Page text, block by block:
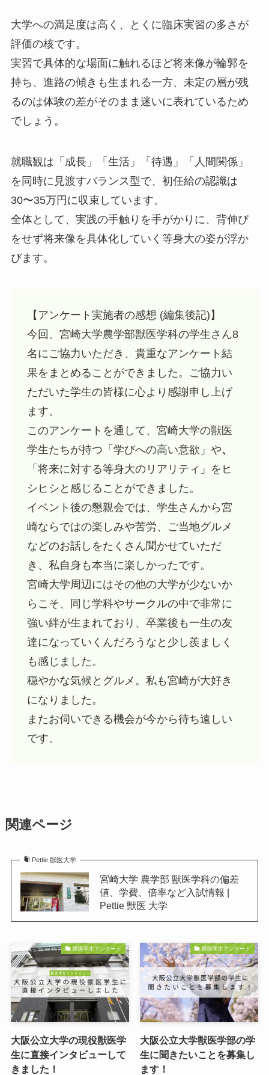
大学への満足度は高く、とくに臨床実習の多さが
評価の核です。
実習で具体的な場面に触れるほど将来像が輪郭を
持ち、進路の傾きも生まれる一方、未定の層が残
るのは体験の差がそのまま迷いに表れているため
でしょう。
就職観は「成長」「生活」「待遇」「人間関係」
を同時に見渡すバランス型で、初任給の認識は
30〜35万円に収束しています。
全体として、実践の手触りを手がかりに、背伸び
をせず将来像を具体化していく等身大の姿が浮か
びます。
【アンケート実施者の感想 (編集後記)】
今回、宮崎大学農学部獣医学科の学生さん8
名にご協力いただき、貴重なアンケート結
果をまとめることができました。ご協力い
ただいた学生の皆様に心より感謝申し上げ
ます。
このアンケートを通して、宮崎大学の獣医
学生たちが持つ「学びへの高い意欲」や、
「将来に対する等身大のリアリティ」をヒ
シヒシと感じることができました。
イベント後の懇親会では、学生さんから宮
崎ならではの楽しみや苦労、ご当地グルメ
などのお話しをたくさん聞かせていただ
き、私自身も本当に楽しかったです。
宮崎大学周辺にはその他の大学が少ないか
らこそ、同じ学科やサークルの中で非常に
強い絆が生まれており、卒業後も一生の友
達になっていくんだろうなと少し羨ましく
も感じました。
穏やかな気候とグルメ。私も宮崎が大好き
になりました。
またお伺いできる機会が今から待ち遠しい
です。
関連ページ
Pettie 獣医大学
宮崎大学 農学部 獣医学科の偏差
値、学費、倍率など入試情報 |
Pettie 獣医 大学
獣医学生アンケート
大阪公立大学の現役獣医学
生に直接インタビューして
きました！
獣医学生アンケート
大阪公立大学獣医学部の学
生に聞きたいことを募集し
ます！